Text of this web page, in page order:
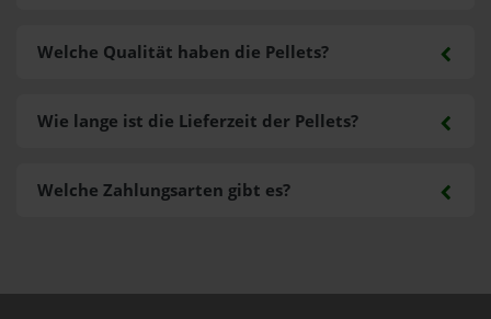
Welche Zahlungsarten gibt es?
Welche Qualität haben die Pellets?
Wie lange ist die Lieferzeit der Pellets?